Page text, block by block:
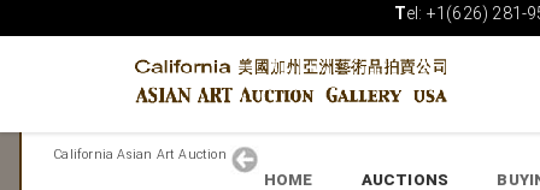
HOME AUCTIONS
Tel: +1(626) 281-
California Asian Art Auction